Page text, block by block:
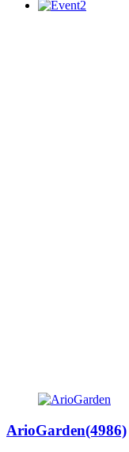
ArioGarden(4986)